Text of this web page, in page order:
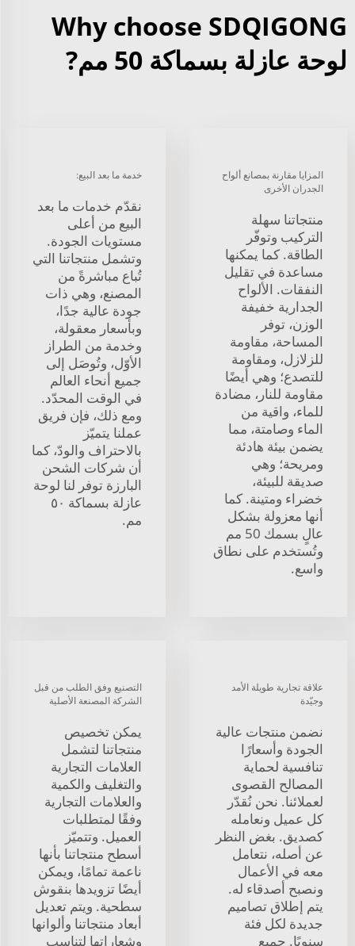
Why choose SDQIGONG
لوحة عازلة بسماكة 50 مم?
المزايا مقارنة بمصانع ألواح
الجدران الأخرى
منتجاتنا سهلة
التركيب وتوفّر
الطاقة. كما يمكنها
مساعدة في تقليل
النفقات. الألواح
الجدارية خفيفة
الوزن، توفر
المساحة، مقاومة
للزلازل، ومقاومة
للتصدع؛ وهي أيضًا
مقاومة للنار، مضادة
للماء، واقية من
الماء وصامتة، مما
يضمن بيئة هادئة
ومريحة؛ وهي
صديقة للبيئة،
خضراء ومتينة. كما
أنها معزولة بشكل
عالٍ بسمك 50 مم
وتُستخدم على نطاق
واسع.
خدمة ما بعد البيع:
نقدّم خدمات ما بعد
البيع من أعلى
مستويات الجودة.
وتشمل منتجاتنا التي
تُباع مباشرةً من
المصنع، وهي ذات
جودة عالية جدًا،
وبأسعار معقولة،
وخدمة من الطراز
الأوّل، وتُوصَل إلى
جميع أنحاء العالم
في الوقت المحدّد.
ومع ذلك، فإن فريق
عملنا يتميّز
بالاحتراف والودّ، كما
أن شركات الشحن
البارزة توفر لنا لوحة
عازلة بسماكة ٥٠
مم.
علاقة تجارية طويلة الأمد
وجيّدة
نضمن منتجات عالية
الجودة وأسعارًا
تنافسية لحماية
المصالح القصوى
لعملائنا. نحن نُقدّر
كل عميل ونعامله
كصديق. بغض النظر
عن أصله، نتعامل
معه في الأعمال
ونصبح أصدقاء له.
يتم إطلاق تصاميم
جديدة لكل فئة
سنويًا. جميع
التصنيع وفق الطلب من قبل
الشركة المصنعة الأصلية
يمكن تخصيص
منتجاتنا لتشمل
العلامات التجارية
والتغليف والكمية
والعلامات التجارية
وفقًا لمتطلبات
العميل. وتتميّز
أسطح منتجاتنا بأنها
ناعمة تمامًا، ويمكن
أيضًا تزويدها بنقوش
سطحية. ويتم تعديل
أبعاد منتجاتنا وألوانها
وشعاراتها لتناسب